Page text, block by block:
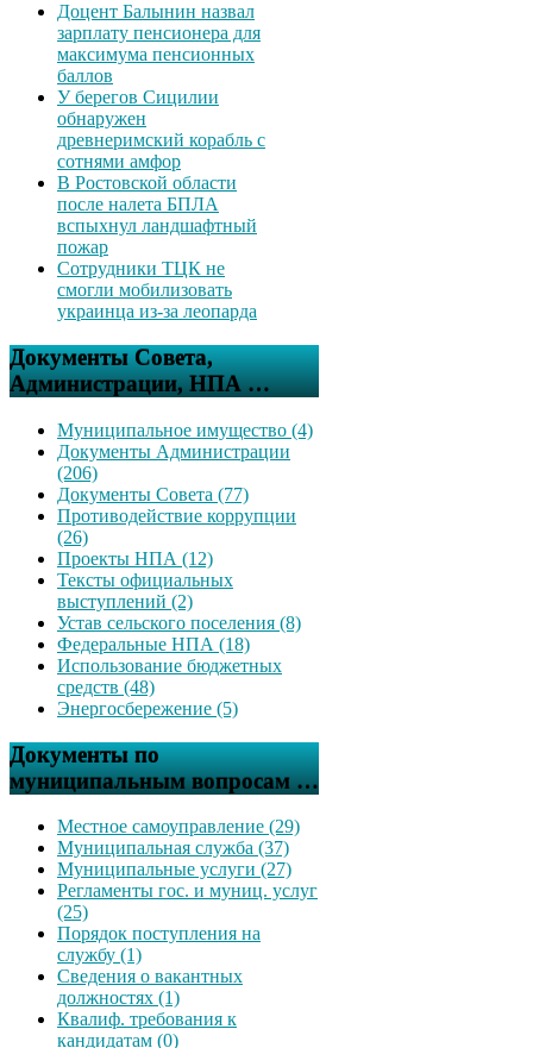
Доцент Балынин назвал
зарплату пенсионера для
максимума пенсионных
баллов
У берегов Сицилии
обнаружен
древнеримский корабль с
сотнями амфор
В Ростовской области
после налета БПЛА
вспыхнул ландшафтный
пожар
Сотрудники ТЦК не
смогли мобилизовать
украинца из-за леопарда
Документы Совета,
Администрации, НПА …
Муниципальное имущество (4)
Документы Администрации
(206)
Документы Совета (77)
Противодействие коррупции
(26)
Проекты НПА (12)
Тексты официальных
выступлений (2)
Устав сельского поселения (8)
Федеральные НПА (18)
Использование бюджетных
средств (48)
Энергосбережение (5)
Документы по
муниципальным вопросам …
Местное самоуправление (29)
Муниципальная служба (37)
Муниципальные услуги (27)
Регламенты гос. и муниц. услуг
(25)
Порядок поступления на
службу (1)
Сведения о вакантных
должностях (1)
Квалиф. требования к
кандидатам (0)